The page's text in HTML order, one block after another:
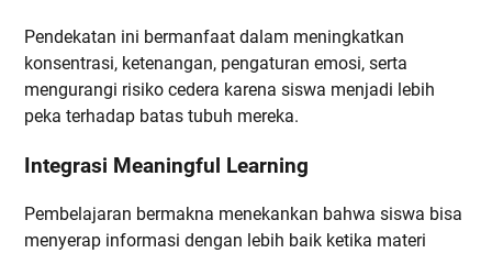
Pendekatan ini bermanfaat dalam meningkatkan
konsentrasi, ketenangan, pengaturan emosi, serta
mengurangi risiko cedera karena siswa menjadi lebih
peka terhadap batas tubuh mereka.
Integrasi Meaningful Learning
Pembelajaran bermakna menekankan bahwa siswa bisa
menyerap informasi dengan lebih baik ketika materi